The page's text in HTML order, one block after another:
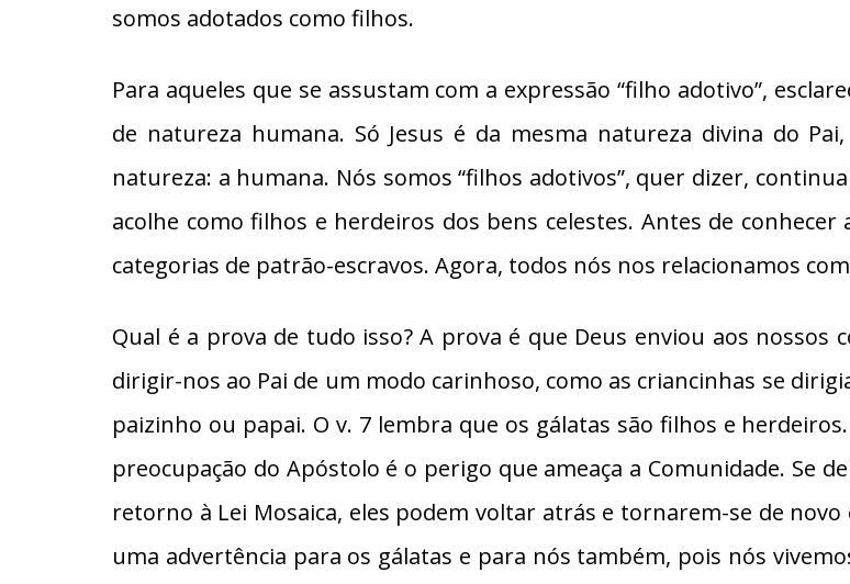
somos adotados como filhos.
Para aqueles que se assustam com a expressão “filho adotivo”,
de natureza humana. Só Jesus é da mesma natureza divina do
natureza: a humana. Nós somos “filhos adotivos”, quer dizer,
acolhe como filhos e herdeiros dos bens celestes. Antes de conhecer
categorias de patrão-escravos. Agora, todos nós nos relacionamos
Qual é a prova de tudo isso? A prova é que Deus enviou aos nossos
dirigir-nos ao Pai de um modo carinhoso, como as criancinhas se
paizinho ou papai. O v. 7 lembra que os gálatas são filhos e
preocupação do Apóstolo é o perigo que ameaça a Comunidade. Se
retorno à Lei Mosaica, eles podem voltar atrás e tornarem-se de
uma advertência para os gálatas e para nós também, pois nós